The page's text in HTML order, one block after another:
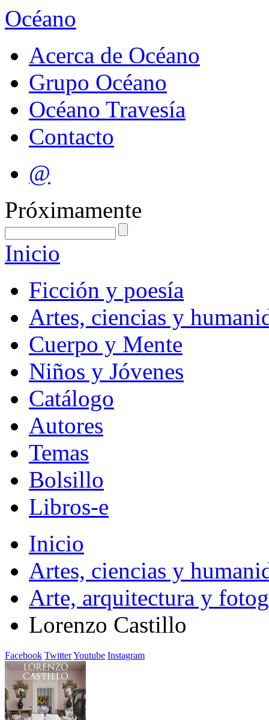
Océano
Acerca de Océano
Grupo Océano
Océano Travesía
Contacto
@
Próximamente
Inicio
Ficción y poesía
Artes, ciencias y
Cuerpo y Mente
Niños y Jóvenes
Catálogo
Autores
Temas
Bolsillo
Libros-e
Inicio
Artes, ciencias y
Arte, arquitectura y
Lorenzo Castillo
Facebook TwitterYoutube Instagram